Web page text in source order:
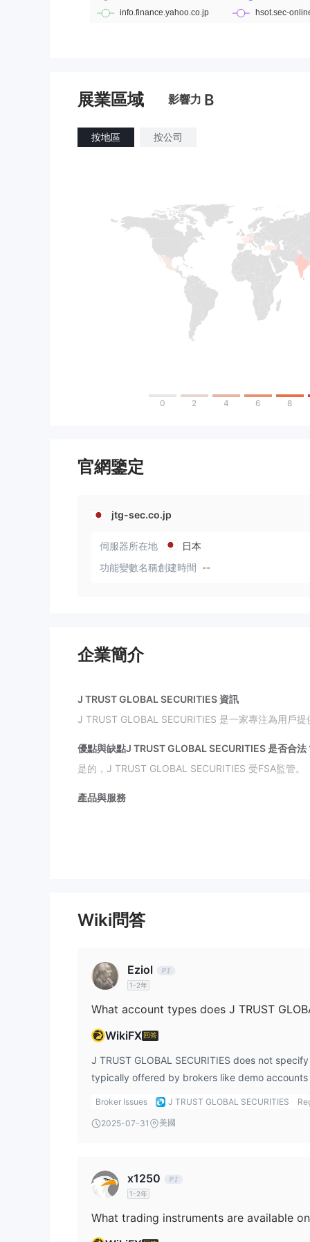
展業區域 影響力 B
按地區 按公司
0 2 4 6 8
官網鑒定
jtg-sec.co.jp
伺服器所在地
日本
功能變數名稱創建時間 --
企業簡介
J TRUST GLOBAL SECURITIES 資訊
J TRUST GLOBAL SECURITIES 是一家專注為用戶
優點與缺點J TRUST GLOBAL SECURITIES 是否合法
是的，J TRUST GLOBAL SECURITIES 受FSA監管。
產品與服務
存款和提款
Wiki問答
Eziol
1-2年
What account types does J TRUST
WikiFX 回答
J TRUST GLOBAL SECURITIES does not
typically offered by brokers like demo
platform primarily focuses on offering spot and
open specialized accounts. This lack of detail
interested in trading with margin or engaging in
products, J TRUST GLOBAL SECURITIES
However, for those seeking more account
Broker Issues J TRUST GLOBAL SECURITIES
2025-07-31 美國
x1250
1-2年